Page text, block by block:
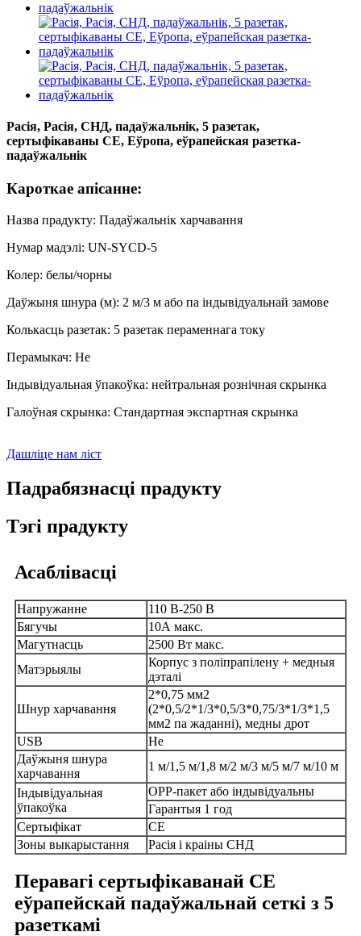
Расія, Расія, СНД, падаўжальнік, 5 разетак,
сертыфікаваны CE, Еўропа, еўрапейская разетка-
падаўжальнік
Кароткае апісанне:
Назва прадукту: Падаўжальнік харчавання
Нумар мадэлі: UN-SYCD-5
Колер: белы/чорны
Даўжыня шнура (м): 2 м/3 м або па індывідуальнай замове
Колькасць разетак: 5 разетак пераменнага току
Перамыкач: Не
Індывідуальная ўпакоўка: нейтральная рознічная скрынка
Галоўная скрынка: Стандартная экспартная скрынка
Дашліце нам ліст
Падрабязнасці прадукту
Тэгі прадукту
Асаблівасці
Напружанне
110 В-250 В
Бягучы
10А макс.
Магутнасць
2500 Вт макс.
Матэрыялы
Корпус з поліпрапілену + медныя
дэталі
Шнур харчавання
2*0,75 мм2
(2*0,5/2*1/3*0,5/3*0,75/3*1/3*1,5
мм2 па жаданні), медны дрот
USB
Не
Даўжыня шнура
харчавання
1 м/1,5 м/1,8 м/2 м/3 м/5 м/7 м/10 м
Індывідуальная
ўпакоўка
OPP-пакет або індывідуальны
Гарантыя 1 год
Сертыфікат
CE
Зоны выкарыстання
Расія і краіны СНД
Перавагі сертыфікаванай CE
еўрапейскай падаўжальнай сеткі з 5
разеткамі